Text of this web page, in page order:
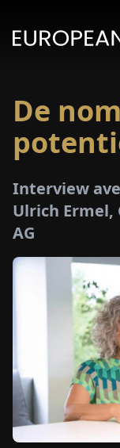
De
Interview
Ulrich Ermel,
AG